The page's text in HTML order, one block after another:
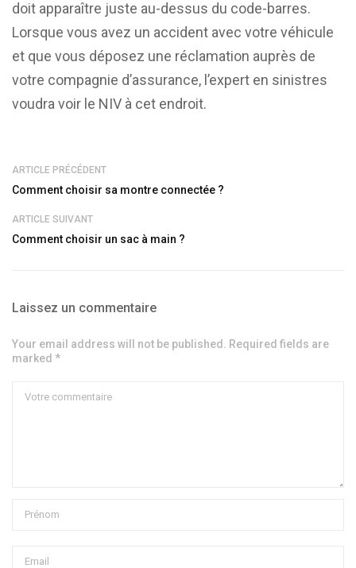
doit apparaître juste au-dessus du code-barres.
Lorsque vous avez un accident avec votre véhicule
et que vous déposez une réclamation auprès de
votre compagnie d’assurance, l’expert en sinistres
voudra voir le NIV à cet endroit.
ARTICLE PRÉCÉDENT
Comment choisir sa montre connectée ?
ARTICLE SUIVANT
Comment choisir un sac à main ?
Laissez un commentaire
Your email address will not be published. Required fields are
marked *